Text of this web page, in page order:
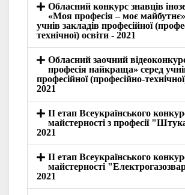
Обласний конкурс знавців
«Моя професія – моє
учнів закладів професійної
технічної) освіти - 2021
Обласний заочний
професія найкраща» серед
професійної (професійно-
2021
ІІ етап Всеукраїнського
майстерності з професії
2021
ІІ етап Всеукраїнського
майстерності
2021